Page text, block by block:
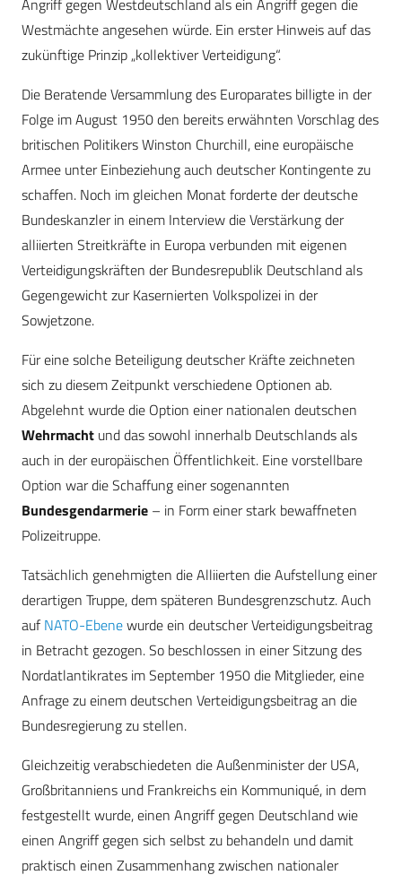
Angriff gegen Westdeutschland als ein Angriff gegen die
Westmächte angesehen würde. Ein erster Hinweis auf das
zukünftige Prinzip „kollektiver Verteidigung“.
Die Beratende Versammlung des Europarates billigte in der
Folge im August 1950 den bereits erwähnten Vorschlag des
britischen Politikers Winston Churchill, eine europäische
Armee unter Einbeziehung auch deutscher Kontingente zu
schaffen. Noch im gleichen Monat forderte der deutsche
Bundeskanzler in einem Interview die Verstärkung der
alliierten Streitkräfte in Europa verbunden mit eigenen
Verteidigungskräften der Bundesrepublik Deutschland als
Gegengewicht zur Kasernierten Volkspolizei in der
Sowjetzone.
Für eine solche Beteiligung deutscher Kräfte zeichneten
sich zu diesem Zeitpunkt verschiedene Optionen ab.
Abgelehnt wurde die Option einer nationalen deutschen
Wehrmacht und das sowohl innerhalb Deutschlands als
auch in der europäischen Öffentlichkeit. Eine vorstellbare
Option war die Schaffung einer sogenannten
Bundesgendarmerie – in Form einer stark bewaffneten
Polizeitruppe.
Tatsächlich genehmigten die Alliierten die Aufstellung einer
derartigen Truppe, dem späteren Bundesgrenzschutz. Auch
aufNATO-Ebenewurde ein deutscher Verteidigungsbeitrag
in Betracht gezogen. So beschlossen in einer Sitzung des
Nordatlantikrates im September 1950 die Mitglieder, eine
Anfrage zu einem deutschen Verteidigungsbeitrag an die
Bundesregierung zu stellen.
Gleichzeitig verabschiedeten die Außenminister der USA,
Großbritanniens und Frankreichs ein Kommuniqué, in dem
festgestellt wurde, einen Angriff gegen Deutschland wie
einen Angriff gegen sich selbst zu behandeln und damit
praktisch einen Zusammenhang zwischen nationaler